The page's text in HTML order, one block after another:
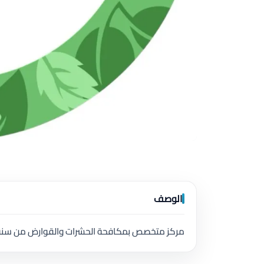
الوصف
مركز متخصص بمكافحة الحشرات والقوارض من سنه